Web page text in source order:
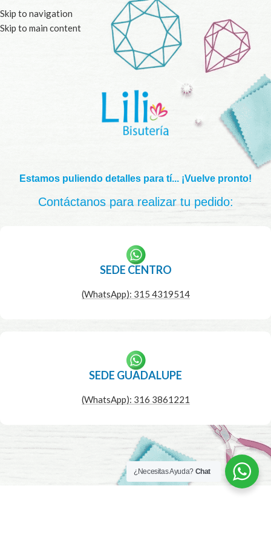
Skip to navigation
Skip to main content
Estamos puliendo detalles para tí... ¡Vuelve pronto!
Contáctanos para realizar tu pedido:
SEDE CENTRO
(WhatsApp): 315 4319514
SEDE GUADALUPE
(WhatsApp): 316 3861221
¿Necesitas Ayuda? Chat